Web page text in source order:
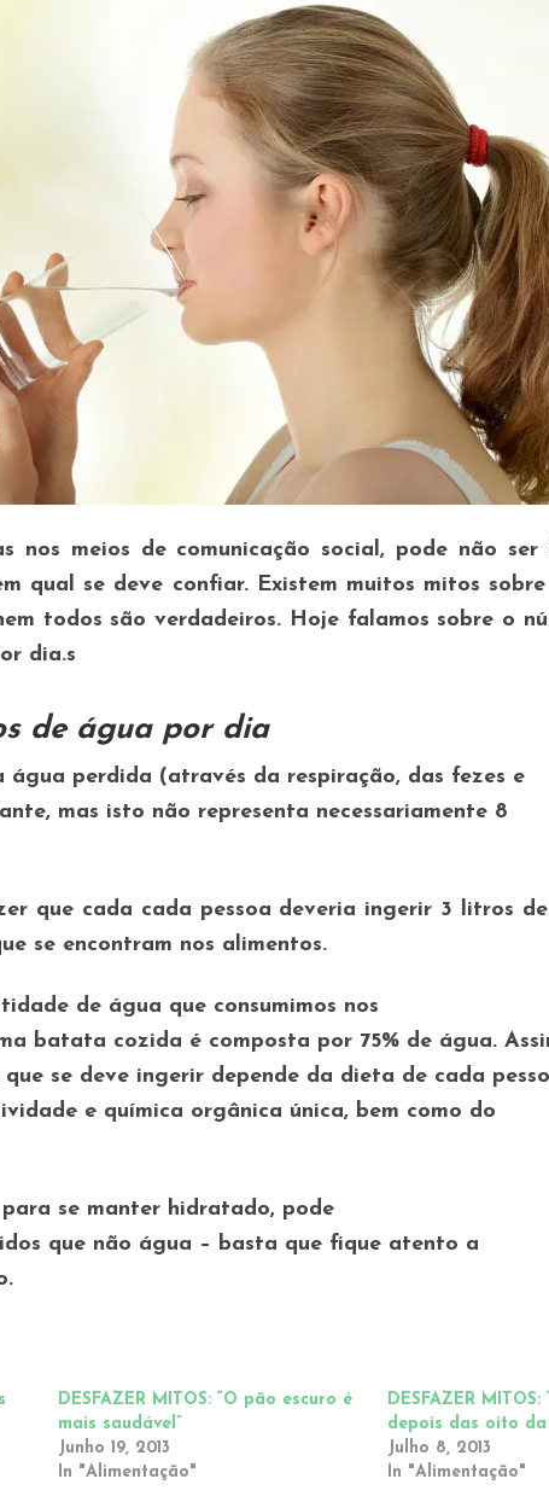
nos meios de comunicação social, pode não
qual se deve confiar. Existem muitos mitos
todos são verdadeiros. Hoje falamos sobre o
dia.s
de água por dia
água perdida (através da respiração, das fezes e
mas isto não representa necessariamente 8
que cada cada pessoa deveria ingerir 3 litros
se encontram nos alimentos.
de água que consumimos nos
batata cozida é composta por 75% de água.
se deve ingerir depende da dieta de cada
e química orgânica única, bem como do
para se manter hidratado, pode
que não água – basta que fique atento a
DESFAZER MITOS: “O pão escuro é
mais saudável”
Junho 19, 2013
In "Alimentação"
DESFAZER
depois das oito da
Julho 8, 2013
In "Alimentação"